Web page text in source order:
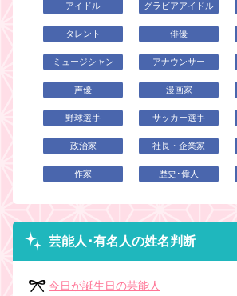
アイドル グラビアアイドル
タレント 俳優
ミュージシャン アナウンサー
声優 漫画家
野球選手 サッカー選手
政治家 社長・企業家
作家 歴史･偉人
芸能人･有名人の姓名判断
今日が誕生日の芸能人